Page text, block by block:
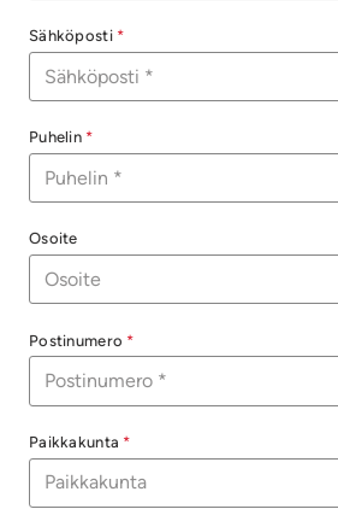
Sähköposti *
Puhelin *
Osoite
Postinumero *
Paikkakunta *